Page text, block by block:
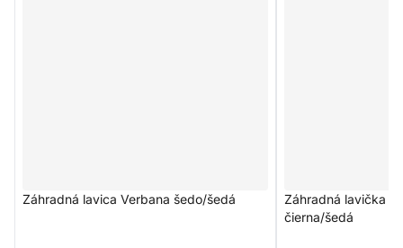
Záhradná lavica Verbana šedo/šedá
Záhradná lavička
čierna/šedá